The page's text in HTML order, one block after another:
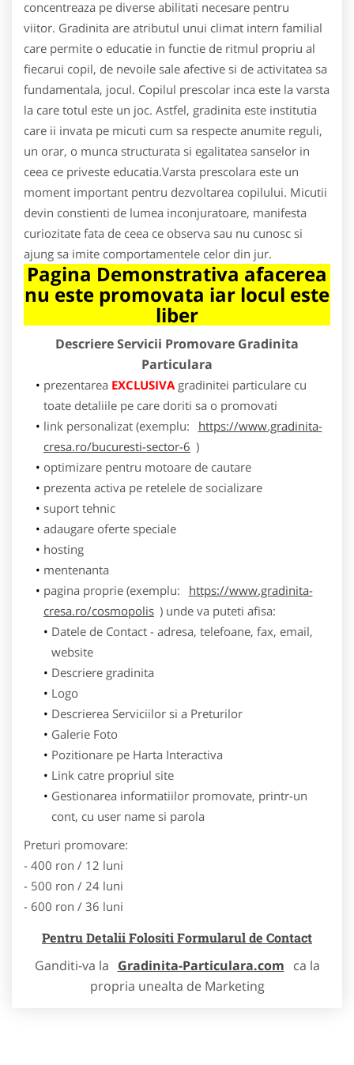
concentreaza pe diverse abilitati necesare pentru
viitor. Gradinita are atributul unui climat intern familial
care permite o educatie in functie de ritmul propriu al
fiecarui copil, de nevoile sale afective si de activitatea sa
fundamentala, jocul. Copilul prescolar inca este la varsta
la care totul este un joc. Astfel, gradinita este institutia
care ii invata pe micuti cum sa respecte anumite reguli,
un orar, o munca structurata si egalitatea sanselor in
ceea ce priveste educatia.Varsta prescolara este un
moment important pentru dezvoltarea copilului. Micutii
devin constienti de lumea inconjuratoare, manifesta
curiozitate fata de ceea ce observa sau nu cunosc si
ajung sa imite comportamentele celor din jur.
Pagina Demonstrativa afacerea
nu este promovata iar locul este
liber
Descriere Servicii Promovare Gradinita
Particulara
prezentarea EXCLUSIVAgradinitei particulare cu
toate detaliile pe care doriti sa o promovati
link personalizat (exemplu:
https://www.gradinita-
cresa.ro/bucuresti-sector-6 )
optimizare pentru motoare de cautare
prezenta activa pe retelele de socializare
suport tehnic
adaugare oferte speciale
hosting
mentenanta
pagina proprie (exemplu:
https://www.gradinita-
cresa.ro/cosmopolis ) unde va puteti afisa:
Datele de Contact - adresa, telefoane, fax, email,
website
Descriere gradinita
Logo
Descrierea Serviciilor si a Preturilor
Galerie Foto
Pozitionare pe Harta Interactiva
Link catre propriul site
Gestionarea informatiilor promovate, printr-un
cont, cu user name si parola
Preturi promovare:
- 400 ron / 12 luni
- 500 ron / 24 luni
- 600 ron / 36 luni
Pentru Detalii Folositi Formularul de Contact
Ganditi-va la Gradinita-Particulara.com ca la
propria unealta de Marketing